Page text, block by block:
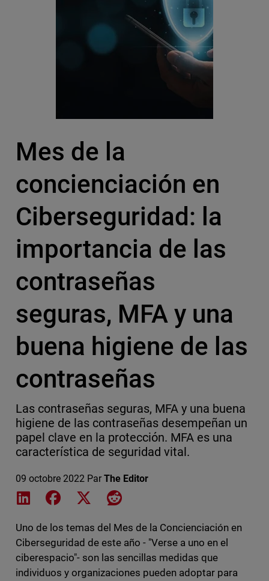
Mes de la
concienciación en
Ciberseguridad: la
importancia de las
contraseñas
seguras, MFA y una
buena higiene de las
contraseñas
Las contraseñas seguras, MFA y una buena
higiene de las contraseñas desempeñan un
papel clave en la protección. MFA es una
característica de seguridad vital.
09 octobre 2022 Par The Editor
Share on LinkedIn
Share on Facebook
Share on XShare on Reddit
Uno de los temas del Mes de la Concienciación en
Ciberseguridad de este año - "Verse a uno en el
ciberespacio"- son las sencillas medidas que
individuos y organizaciones pueden adoptar para